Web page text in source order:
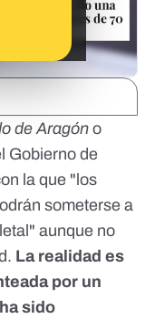
de Aragóno
Gobierno de
la que "los
someterse a
aunque no
La realidad es
por un
sido